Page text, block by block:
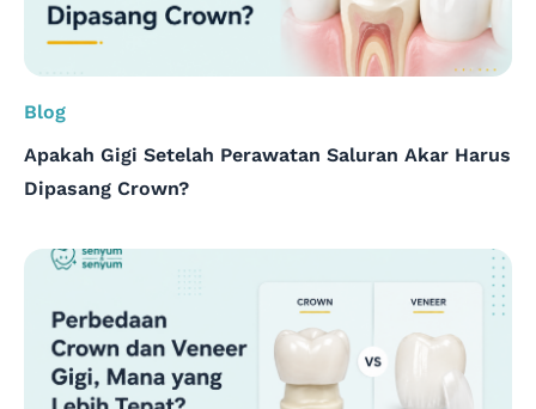
Blog
Apakah Gigi Setelah Perawatan Saluran Akar Harus
Dipasang Crown?